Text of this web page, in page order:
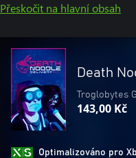
Přeskočit na hlavní obsah
Death
Troglobytes
143,00 Kč
Optimalizováno pro